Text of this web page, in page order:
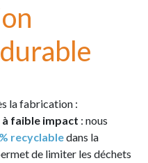
la fabrication :
faible impact : nous
recyclabledans la
de limiter les déchets